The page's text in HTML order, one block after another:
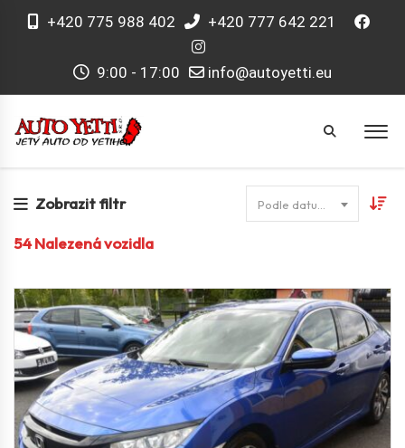
+420 775 988 402 +420 777 642 221
9:00 - 17:00 info@autoyetti.eu
Zobrazit filtr
54Nalezená vozidla